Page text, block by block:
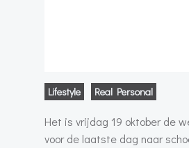
Lifestyle Real Personal
Het is vrijdag 19 oktober de
voor de laatste dag naar